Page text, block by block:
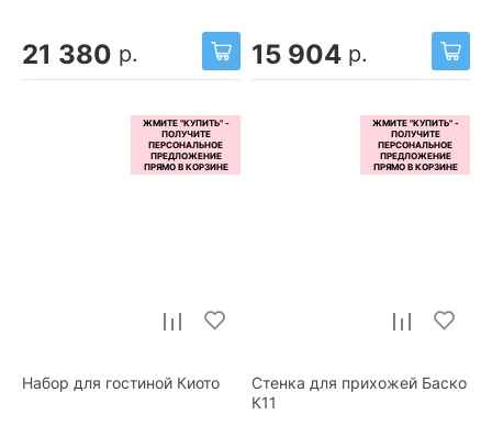
21 380 р. 15 904 р.
Набор для гостиной Киото
Стенка для прихожей Баско
К11